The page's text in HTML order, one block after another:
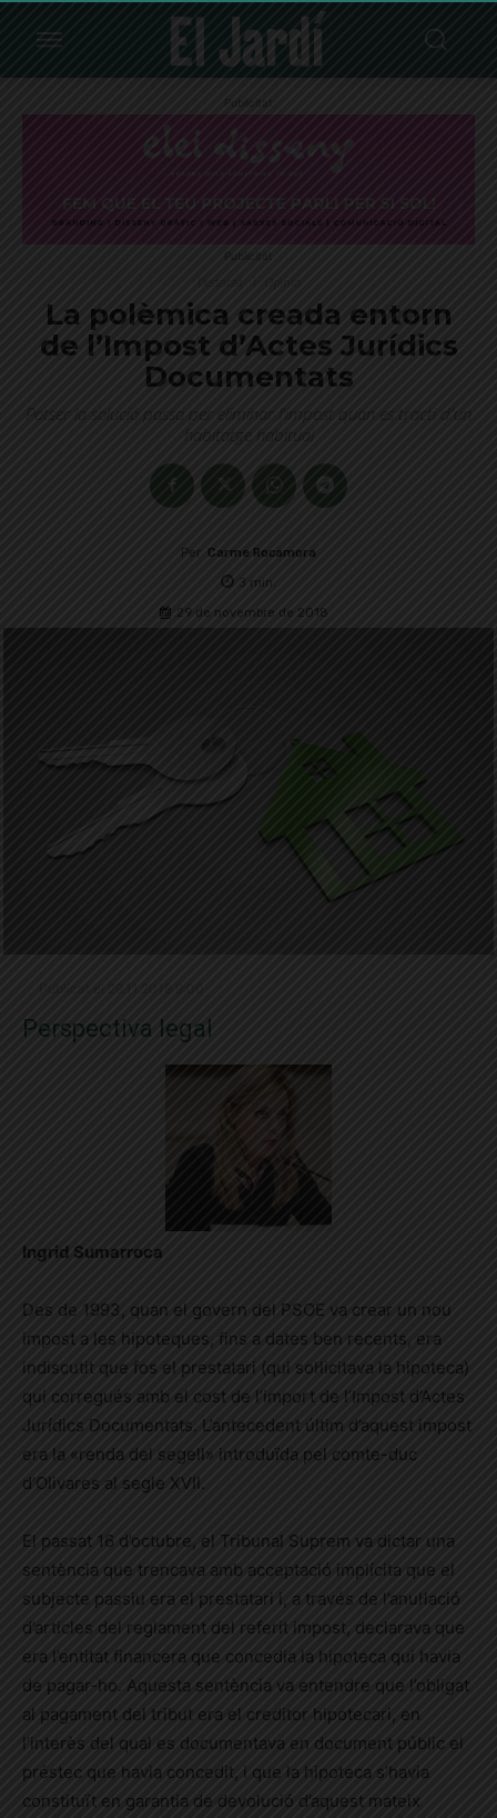
Publicitat
Publicitat
La polèmica creada entorn
de l’Impost d’Actes Jurídics
Documentats
Potser la solució passa per eliminar l'impost quan es tracti d'un
habitatge habitual
Per Carme Rocamora
3 min.
29 de novembre de 2018
Perspectiva legal
Ingrid Sumarroca
Des de 1993, quan el govern del PSOE va crear un nou
impost a les hipoteques, fins a dates ben recents, era
indiscutit que fos el prestatari (qui sol·licitava la hipoteca)
qui corregués amb el cost de l’import de l’Impost d’Actes
Jurídics Documentats. L’antecedent últim d’aquest impost
era la «renda del segell» introduïda pel comte-duc
d’Olivares al segle XVII.
El passat 16 d’octubre, el Tribunal Suprem va dictar una
sentència que trencava amb acceptació implícita que el
subjecte passiu era el prestatari i, a través de l’anul·lació
d’articles del reglament del referit impost, declarava que
era l’entitat financera que concedia la hipoteca qui havia
de pagar-ho. Aquesta sentència va entendre que l’obligat
al pagament del tribut era el creditor hipotecari, en
l’interès del qual es documentava en document públic el
préstec que havia concedit, i que la hipoteca s’havia
constituït en garantia de devolució d’aquest mateix